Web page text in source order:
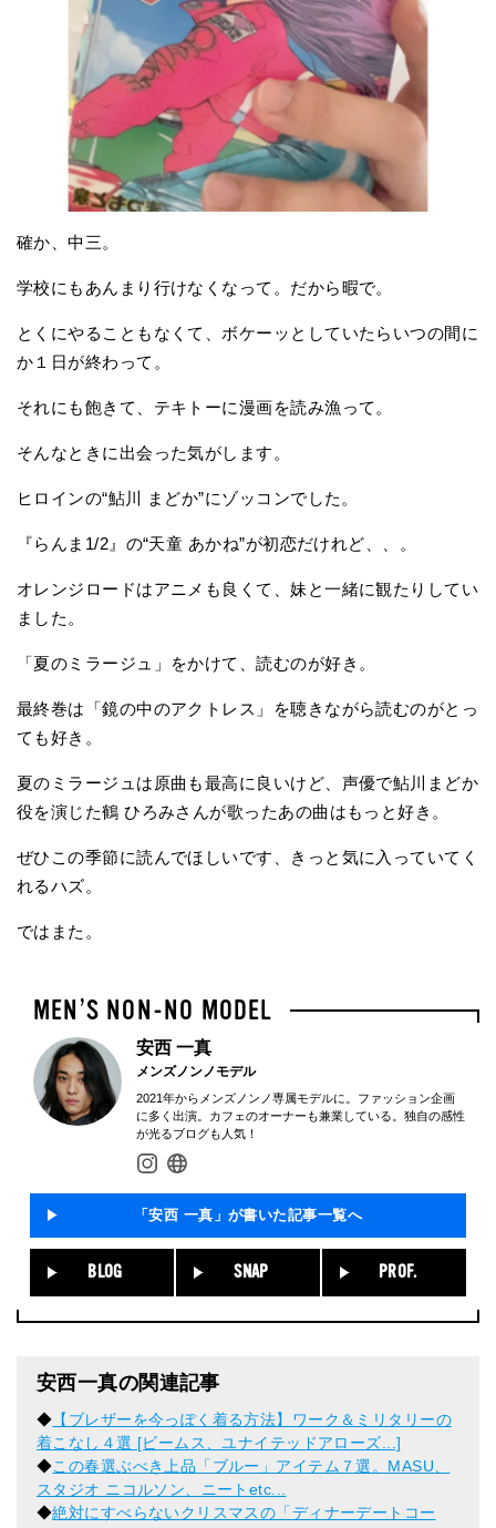
確か、中三。
学校にもあんまり行けなくなって。だから暇で。
とくにやることもなくて、ボケーッとしていたらいつの間に
か１日が終わって。
それにも飽きて、テキトーに漫画を読み漁って。
そんなときに出会った気がします。
ヒロインの“鮎川 まどか”にゾッコンでした。
『らんま1/2』の“天童 あかね”が初恋だけれど、、。
オレンジロードはアニメも良くて、妹と一緒に観たりしてい
ました。
「夏のミラージュ」をかけて、読むのが好き。
最終巻は「鏡の中のアクトレス」を聴きながら読むのがとっ
ても好き。
夏のミラージュは原曲も最高に良いけど、声優で鮎川まどか
役を演じた鶴 ひろみさんが歌ったあの曲はもっと好き。
ぜひこの季節に読んでほしいです、きっと気に入っていてく
れるハズ。
ではまた。
安西 一真
メンズノンノモデル
2021年からメンズノンノ専属モデルに。ファッション企画
に多く出演。カフェのオーナーも兼業している。独自の感性
が光るブログも人気！
「安西 一真」が書いた記事一覧へ
BLOG SNAP PROF.
安西一真の関連記事
◆ 【ブレザーを今っぽく着る方法】ワーク＆ミリタリーの
着こなし４選 [ビームス、ユナイテッドアローズ...]
◆この春選ぶべき上品「ブルー」アイテム７選。MASU、
スタジオ ニコルソン、ニートetc...
◆絶対にすべらないクリスマスの「ディナーデートコー